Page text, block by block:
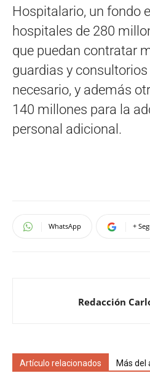
Hospitalario, un fondo
hospitales de 280
que puedan contratar
guardias y
necesario, y además
140 millones para la
personal adicional.
WhatsApp +
Redacción
Artículo relacionados Más del